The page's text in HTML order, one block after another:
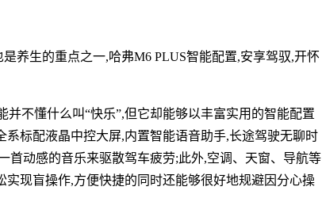
养生的重点之一,哈弗M6 PLUS智能配置,安享驾驭,开怀
并不懂什么叫“快乐”,但它却能够以丰富实用的智能配置
标配液晶中控大屏,内置智能语音助手,长途驾驶无聊时
首动感的音乐来驱散驾车疲劳;此外,空调、天窗、导航等
实现盲操作,方便快捷的同时还能够很好地规避因分心操